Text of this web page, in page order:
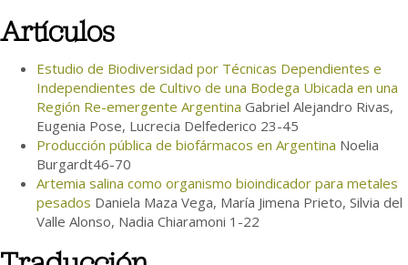
Artículos
Estudio de Biodiversidad por Técnicas Dependientes e
Independientes de Cultivo de una Bodega Ubicada en una
Región Re-emergente Argentina Gabriel Alejandro Rivas,
Eugenia Pose, Lucrecia Delfederico 23-45
Producción pública de biofármacos en Argentina Noelia
Burgardt46-70
Artemia salina como organismo bioindicador para metales
pesados Daniela Maza Vega, María Jimena Prieto, Silvia del
Valle Alonso, Nadia Chiaramoni 1-22